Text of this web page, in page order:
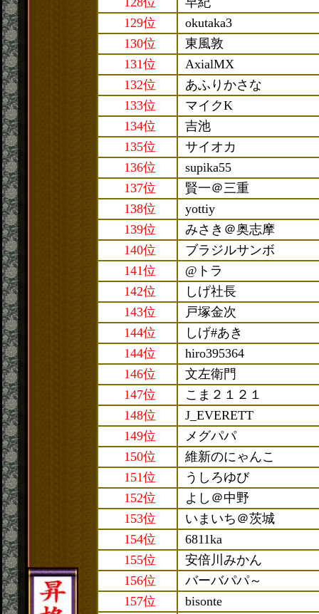
129位
okutaka3
130位
東風敦
131位
AxialMX
132位
あふりかさな
133位
マイクK
134位
吉池
135位
サイオカ
136位
supika55
137位
賢一＠三重
138位
yottiy
139位
みさき＠奥志摩
140位
ブラジルサンボ
141位
@トラ
142位
しげ社長
143位
戸塚金次
144位
しげ#あき
144位
hiro395364
146位
文左衛門
147位
こま２１２１
148位
J_EVERETT
149位
メグパパ
150位
維新のにゃんこ
151位
うしろゆび
152位
よし＠中野
153位
いまいち＠茨城
154位
6811ka
155位
安倍川みかん
156位
バーバパパ～
157位
bisonte